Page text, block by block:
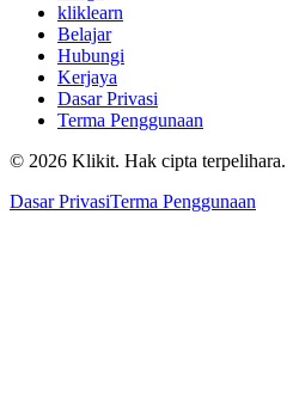
kliklearn
Belajar
Hubungi
Kerjaya
Dasar Privasi
Terma Penggunaan
© 2026 Klikit. Hak cipta terpelihara.
Dasar PrivasiTerma Penggunaan